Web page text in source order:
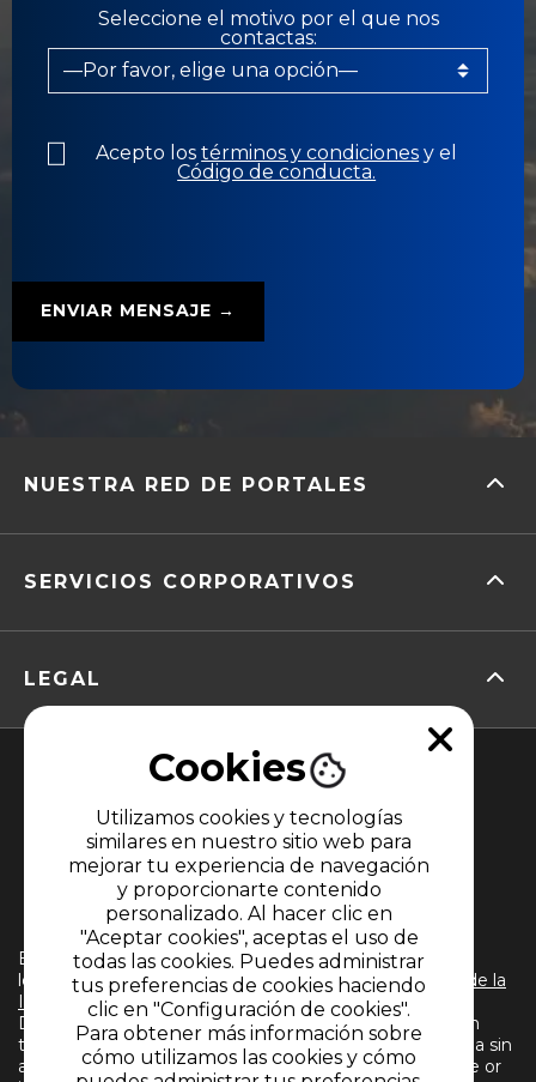
Seleccione el motivo por el que nos
contactas:
Acepto lostérminos y condiciones y el
Código de conducta.
NUESTRA RED DE PORTALES
SERVICIOS CORPORATIVOS
LEGAL
MIEMBRO DE
El uso de este sitio web implica la aceptación de
los
Términos y condicionesy Políticas de Tratamiento de la
Información de CARACOL TELEVISIÓN S.A. Todos los
Derechos Reservados D.R.A. Prohibida su reproducción
total o parcial, así como su traducción a cualquier idioma sin
autorización escrita de su titular. Reproduction in whole or
Cookies
Utilizamos cookies y tecnologías
similares en nuestro sitio web para
mejorar tu experiencia de navegación
y proporcionarte contenido
personalizado. Al hacer clic en
"Aceptar cookies", aceptas el uso de
todas las cookies. Puedes administrar
tus preferencias de cookies haciendo
clic en "Configuración de cookies".
Para obtener más información sobre
cómo utilizamos las cookies y cómo